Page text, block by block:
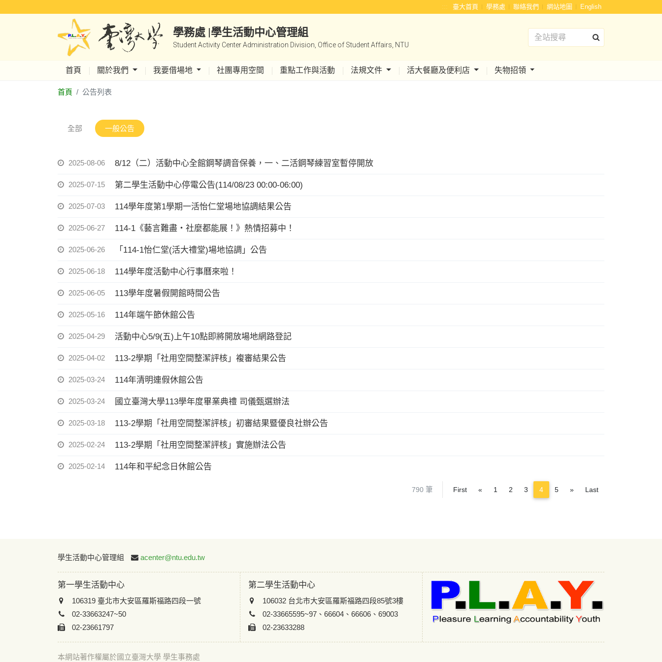
::: 臺大首頁 學務處 聯絡我們 網站地圖 English
學務處 |學生活動中心管理組
Student Activity Center Administration Division, Office of Student Affairs, NTU
首頁 關於我們 我要借場地 社團專用空間 重點工作與活動 法規文件 活大餐廳及便利店 失物招領
首頁 公告列表
全部 一般公告
2025-08-06 8/12（二）活動中心全館鋼琴調音保養，一、二活鋼琴練習室暫停開放
2025-07-15 第二學生活動中心停電公告(114/08/23 00:00-06:00)
2025-07-03 114學年度第1學期一活怡仁堂場地協調結果公告
2025-06-27 114-1《藝言難盡・社麼都能展！》熱情招募中！
2025-06-26 「114-1怡仁堂(活大禮堂)場地協調」公告
2025-06-18 114學年度活動中心行事曆來啦！
2025-06-05 113學年度暑假開館時間公告
2025-05-16 114年端午節休館公告
2025-04-29 活動中心5/9(五)上午10點即將開放場地網路登記
2025-04-02 113-2學期「社用空間整潔評核」複審結果公告
2025-03-24 114年清明連假休館公告
2025-03-24 國立臺灣大學113學年度畢業典禮 司儀甄選辦法
2025-03-18 113-2學期「社用空間整潔評核」初審結果暨優良社辦公告
2025-02-24 113-2學期「社用空間整潔評核」實施辦法公告
2025-02-14 114年和平紀念日休館公告
790 筆 First « Previous
1 2 3 4 5 »NextLast
學生活動中心管理組 acenter@ntu.edu.tw
第一學生活動中心
106319 臺北市大安區羅斯福路四段一號
02-33663247~50
02-23661797
第二學生活動中心
106032 台北市大安區羅斯福路四段85號3樓
02-33665595~97、66604、66606、69003
02-23633288
本網站著作權屬於國立臺灣大學 學生事務處